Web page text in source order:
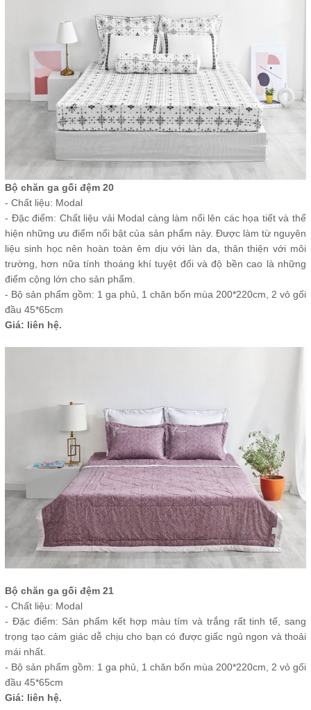
Bộ chăn ga gối đệm 20
- Chất liệu: Modal
- Đặc điểm: Chất liệu vải Modal càng làm nổi lên các họa tiết và thể
hiện những ưu điểm nổi bật của sản phẩm này. Được làm từ nguyên
liệu sinh học nên hoàn toàn êm dịu với làn da, thân thiện với môi
trường, hơn nữa tính thoáng khí tuyệt đối và độ bền cao là những
điểm cộng lớn cho sản phẩm.
- Bộ sản phẩm gồm: 1 ga phủ, 1 chăn bốn mùa 200*220cm, 2 vỏ gối
đầu 45*65cm
Giá: liên hệ.
Bộ chăn ga gối đệm 21
- Chất liệu: Modal
- Đặc điểm: Sản phẩm kết hợp màu tím và trắng rất tinh tế, sang
trọng tạo cảm giác dễ chịu cho bạn có được giấc ngủ ngon và thoải
mái nhất.
- Bộ sản phẩm gồm: 1 ga phủ, 1 chăn bốn mùa 200*220cm, 2 vỏ gối
đầu 45*65cm
Giá: liên hệ.